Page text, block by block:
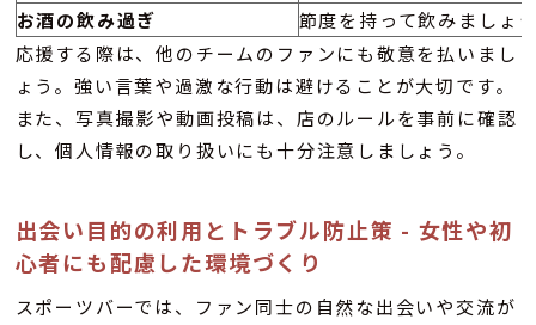
お酒の飲み過ぎ
節度を持って飲みましょ
応援する際は、他のチームのファンにも敬意を払いまし
ょう。強い言葉や過激な行動は避けることが大切です。
また、写真撮影や動画投稿は、店のルールを事前に確認
し、個人情報の取り扱いにも十分注意しましょう。
出会い目的の利用とトラブル防止策 - 女性や初
心者にも配慮した環境づくり
スポーツバーでは、ファン同士の自然な出会いや交流が